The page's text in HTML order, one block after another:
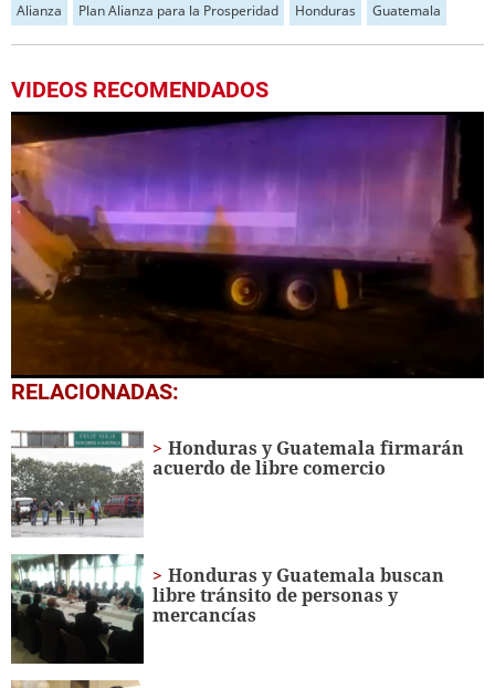
Alianza Plan Alianza para la Prosperidad Honduras Guatemala
VIDEOS RECOMENDADOS
0
seconds
1
minute,
29
seconds
RELACIONADAS:
Honduras y Guatemala firmarán
acuerdo de libre comercio
Honduras y Guatemala buscan
libre tránsito de personas y
mercancías